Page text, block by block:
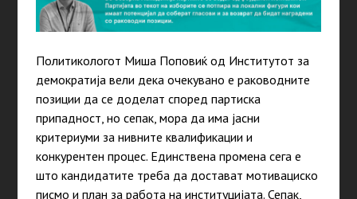
Политикологот Миша Поповиќ од Институтот за
демократија вели дека очекувано е раководните
позиции да се доделат според партиска
припадност, но сепак, мора да има јасни
критериуми за нивните квалификации и
конкурентен процес. Единствена промена сега е
што кандидатите треба да достават мотивациско
писмо и план за работа на институцијата. Сепак,